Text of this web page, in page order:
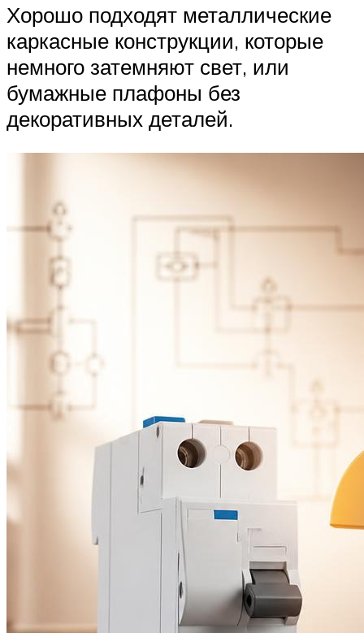
Хорошо подходят металлические
каркасные конструкции, которые
немного затемняют свет, или
бумажные плафоны без
декоративных деталей.